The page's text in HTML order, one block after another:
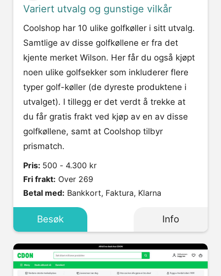
Variert utvalg og gunstige vilkår
Coolshop har 10 ulike golfkøller i sitt utvalg.
Samtlige av disse golfkøllene er fra det
kjente merket Wilson. Her får du også kjøpt
noen ulike golfsekker som inkluderer flere
typer golf-køller (de dyreste produktene i
utvalget). I tillegg er det verdt å trekke at
du får gratis frakt ved kjøp av en av disse
golfkøllene, samt at Coolshop tilbyr
prismatch.
Pris: 500 - 4.300 kr
Fri frakt: Over 269
Betal med: Bankkort, Faktura, Klarna
Besøk Info